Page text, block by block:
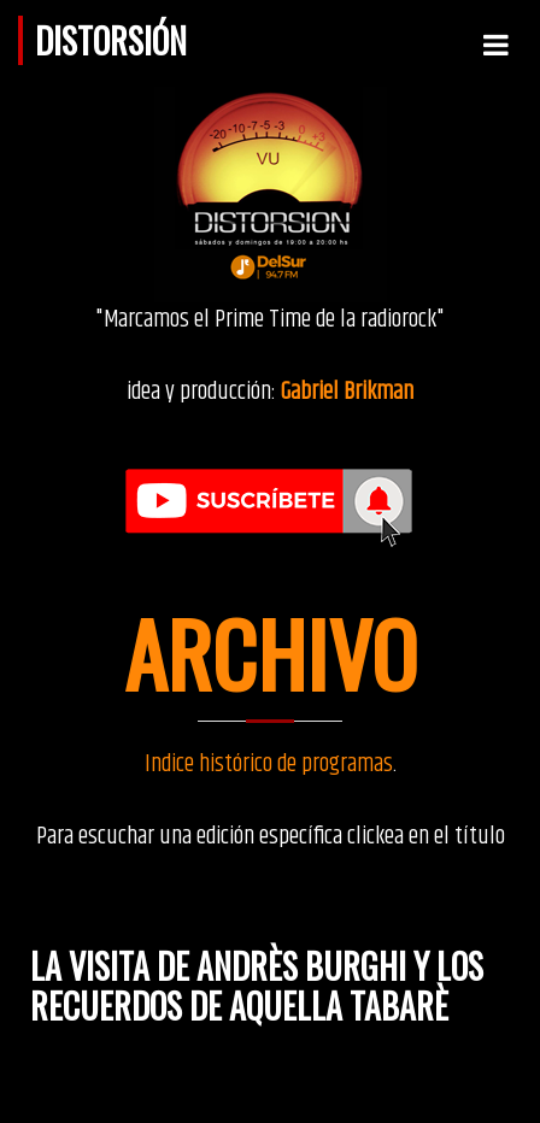
DISTORSIÓN
"Marcamos el Prime Time de la radiorock"
idea y producción:Gabriel Brikman
ARCHIVO
Indice histórico de programas.
Para escuchar una edición específica clickea en el título
LA VISITA DE ANDRÈS BURGHI Y LOS
RECUERDOS DE AQUELLA TABARÈ